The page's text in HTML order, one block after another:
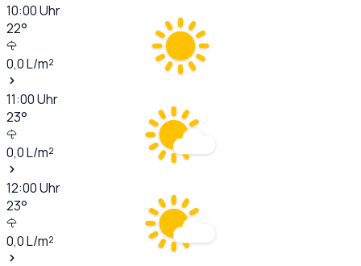
10:00Uhr
22°
0,0L/m²
11:00Uhr
23°
0,0L/m²
12:00Uhr
23°
0,0L/m²